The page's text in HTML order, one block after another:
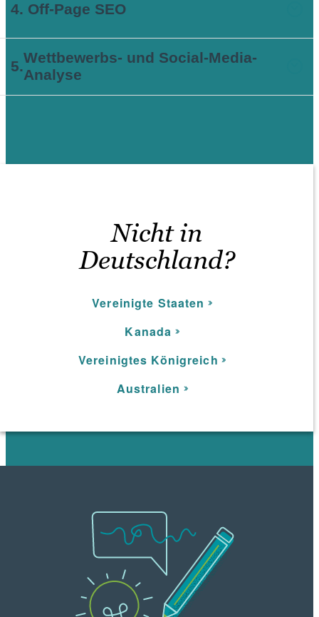
4. Off-Page SEO
5.
Wettbewerbs- und Social-Media-
Analyse
Nicht in
Deutschland?
Vereinigte Staaten
Kanada
Vereinigtes Königreich
Australien